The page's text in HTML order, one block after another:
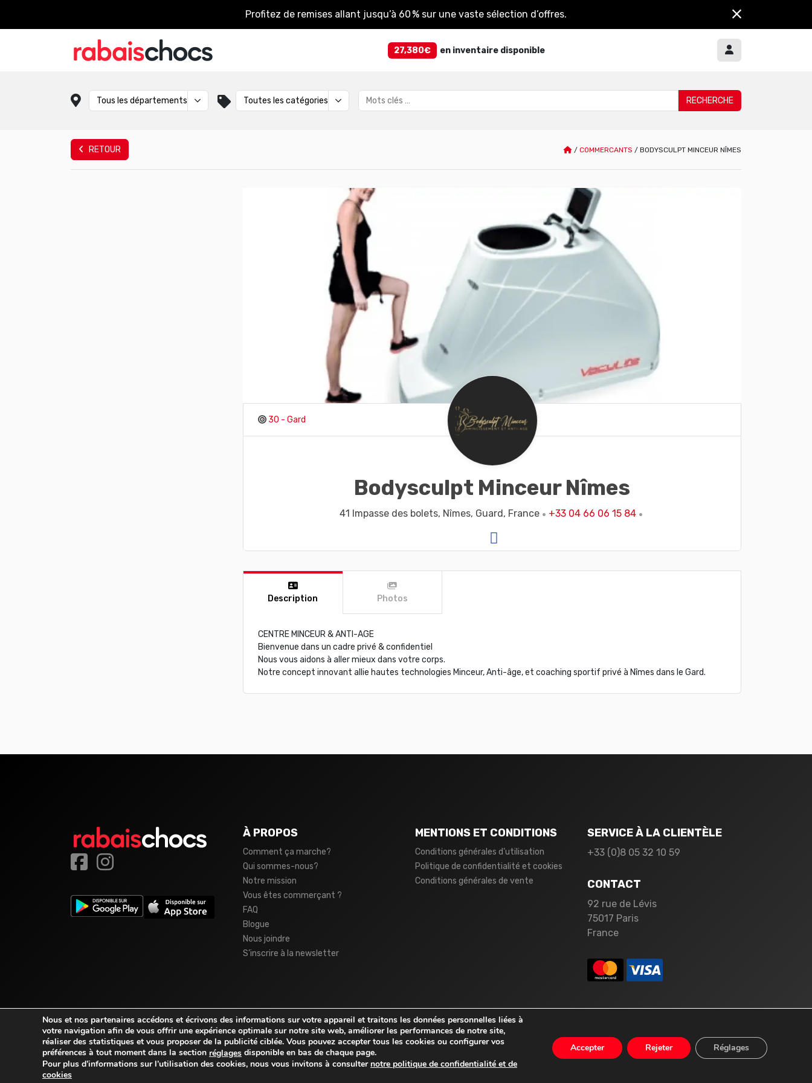
Profitez de remises allant jusqu’à 60 % sur une vaste sélection d’offres.
27,380€ en inventaire disponible
RETOUR / COMMERCANTS / BODYSCULPT MINCEUR NÎMES
30 - Gard
Bodysculpt Minceur Nîmes
41 Impasse des bolets, Nîmes, Guard, France +33 04 66 06 15 84
Description Photos
CENTRE MINCEUR & ANTI-AGE
Bienvenue dans un cadre privé & confidentiel
Nous vous aidons à aller mieux dans votre corps.
Notre concept innovant allie hautes technologies Minceur, Anti-âge, et coaching sportif privé à Nîmes dans le Gard.
À PROPOS
Comment ça marche?
Qui sommes-nous?
Notre mission
Vous êtes commerçant ?
FAQ
Blogue
Nous joindre
S’inscrire à la newsletter
MENTIONS ET CONDITIONS
Conditions générales d’utilisation
Politique de confidentialité et cookies
Conditions générales de vente
SERVICE À LA CLIENTÈLE
+33 (0)8 05 32 10 59
CONTACT
92 rue de Lévis
75017 Paris
France
© 2026rabaischocs.fr. Tous droits réservés.
Nous et nos partenaires accédons et écrivons des informations sur votre appareil et traitons les données personnelles liées à
votre navigation afin de vous offrir une expérience optimale sur notre site web, améliorer les performances de notre site,
réaliser des statistiques et vous proposer de la publicité ciblée. Vous pouvez accepter tous les cookies ou configurer vos
préférences à tout moment dans la section réglages disponible en bas de chaque page.
Pour plus d’informations sur l’utilisation des cookies, nous vous invitons à consulter notre politique de confidentialité et de
cookies
Accepter Rejeter Réglages